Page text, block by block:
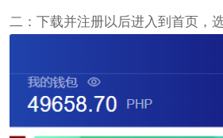
二：下载并注册以后进入到首页，